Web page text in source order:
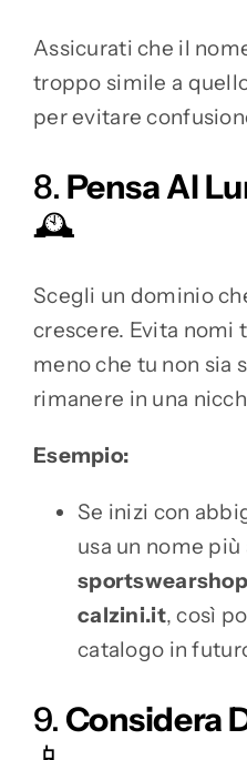
Assicurati che il
troppo simile a
per evitare
8. Pensa Al
🕰️
Scegli un dominio
crescere. Evita nomi
meno che tu non sia
rimanere in una
Esempio:
Se inizi con
usa un nome
calzini.it, così
catalogo in
9. Considera